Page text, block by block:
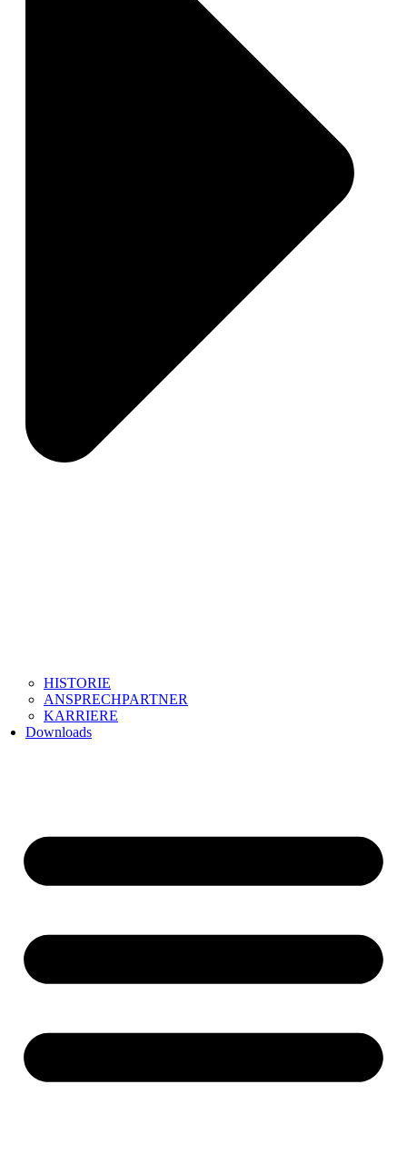
HISTORIE
ANSPRECHPARTNER
KARRIERE
Downloads